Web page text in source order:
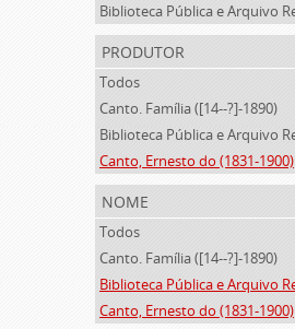
produtor
Todos
Canto. Família ([14--?]-1890)
Canto, Ernesto do (1831-1900)
nome
Todos
Canto. Família ([14--?]-1890)
Canto, Ernesto do (1831-1900)